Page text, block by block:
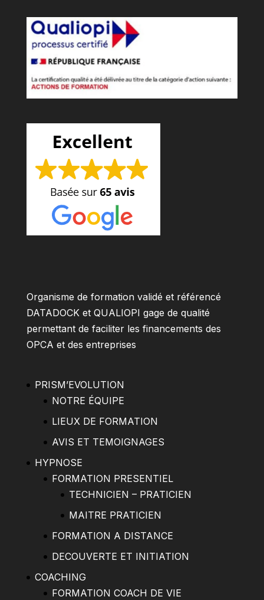
Organisme de formation validé et référencé
DATADOCK et QUALIOPI gage de qualité
permettant de faciliter les financements des
OPCA et des entreprises
PRISM’EVOLUTION
NOTRE ÉQUIPE
LIEUX DE FORMATION
AVIS ET TEMOIGNAGES
HYPNOSE
FORMATION PRESENTIEL
TECHNICIEN – PRATICIEN
MAITRE PRATICIEN
FORMATION A DISTANCE
DECOUVERTE ET INITIATION
COACHING
FORMATION COACH DE VIE